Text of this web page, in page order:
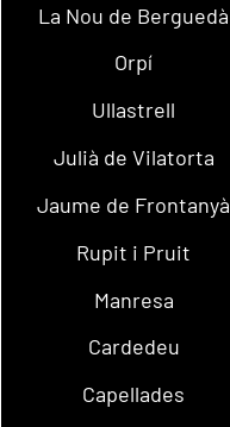
La Nou de Berguedà
Orpí
Ullastrell
Julià de Vilatorta
Jaume de Frontanyà
Rupit i Pruit
Manresa
Cardedeu
Capellades